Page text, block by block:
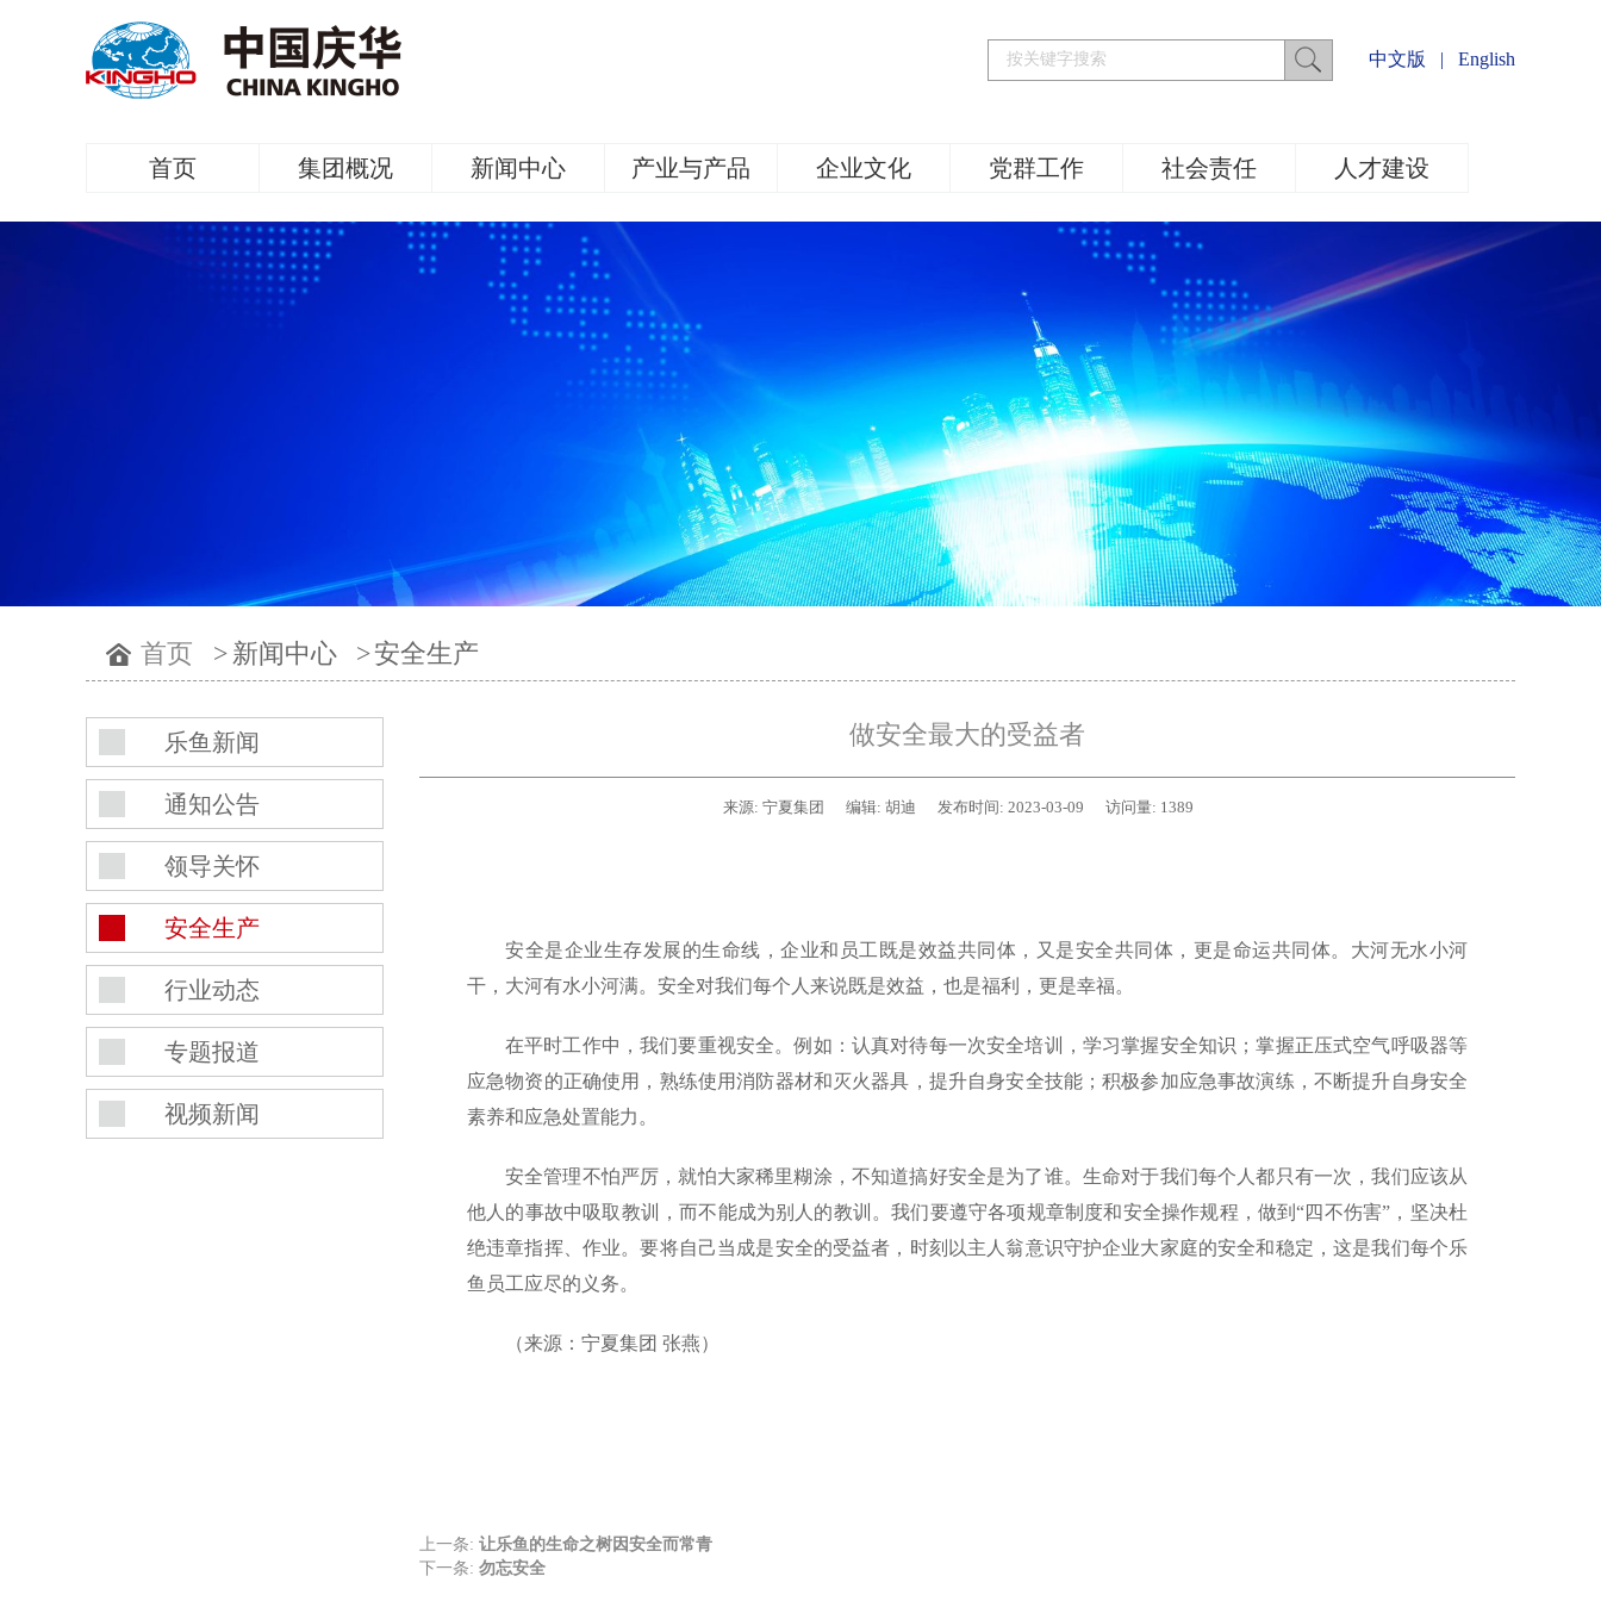
中文版 | English
首页 集团概况 新闻中心 产业与产品 企业文化 党群工作 社会责任 人才建设
首页 > 新闻中心 >安全生产
乐鱼新闻
通知公告
领导关怀
安全生产
行业动态
专题报道
视频新闻
做安全最大的受益者
来源: 宁夏集团 编辑: 胡迪 发布时间: 2023-03-09 访问量: 1389
安全是企业生存发展的生命线，企业和员工既是效益共同体，又是安全共同体，更是命运共同体。大河无水小河
干，大河有水小河满。安全对我们每个人来说既是效益，也是福利，更是幸福。
在平时工作中，我们要重视安全。例如：认真对待每一次安全培训，学习掌握安全知识；掌握正压式空气呼吸器等
应急物资的正确使用，熟练使用消防器材和灭火器具，提升自身安全技能；积极参加应急事故演练，不断提升自身安全
素养和应急处置能力。
安全管理不怕严厉，就怕大家稀里糊涂，不知道搞好安全是为了谁。生命对于我们每个人都只有一次，我们应该从
他人的事故中吸取教训，而不能成为别人的教训。我们要遵守各项规章制度和安全操作规程，做到“四不伤害”，坚决杜
绝违章指挥、作业。要将自己当成是安全的受益者，时刻以主人翁意识守护企业大家庭的安全和稳定，这是我们每个乐
鱼员工应尽的义务。
（来源：宁夏集团 张燕）
上一条: 让乐鱼的生命之树因安全而常青
下一条: 勿忘安全